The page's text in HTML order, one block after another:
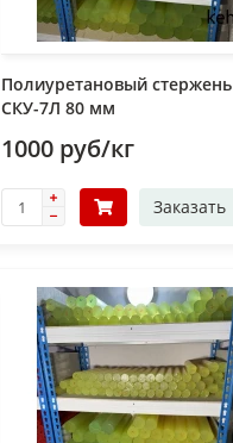
Полиуретановый стержень
СКУ-7Л 80 мм
1000 руб/кг
Заказать